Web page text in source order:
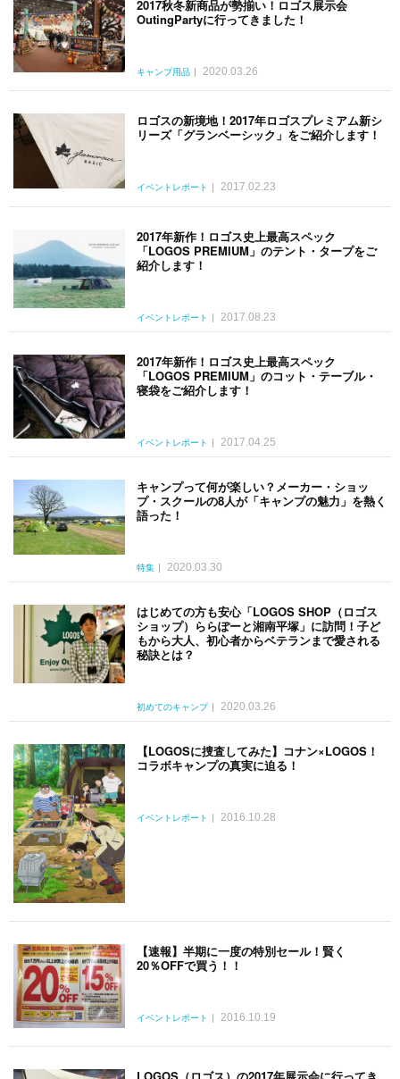
2017秋冬新商品が勢揃い！ロゴス展示会
OutingPartyに行ってきました！
キャンプ用品 2020.03.26
ロゴスの新境地！2017年ロゴスプレミアム新シ
リーズ「グランベーシック」をご紹介します！
イベントレポート 2017.02.23
2017年新作！ロゴス史上最高スペック
「LOGOS PREMIUM」のテント・タープをご
紹介します！
イベントレポート 2017.08.23
2017年新作！ロゴス史上最高スペック
「LOGOS PREMIUM」のコット・テーブル・
寝袋をご紹介します！
イベントレポート 2017.04.25
キャンプって何が楽しい？メーカー・ショッ
プ・スクールの8人が「キャンプの魅力」を熱く
語った！
特集 2020.03.30
はじめての方も安心「LOGOS SHOP（ロゴス
ショップ）ららぽーと湘南平塚」に訪問！子ど
もから大人、初心者からベテランまで愛される
秘訣とは？
初めてのキャンプ 2020.03.26
【LOGOSに捜査してみた】コナン×LOGOS！
コラボキャンプの真実に迫る！
イベントレポート 2016.10.28
【速報】半期に一度の特別セール！賢く
20％OFFで買う！！
イベントレポート 2016.10.19